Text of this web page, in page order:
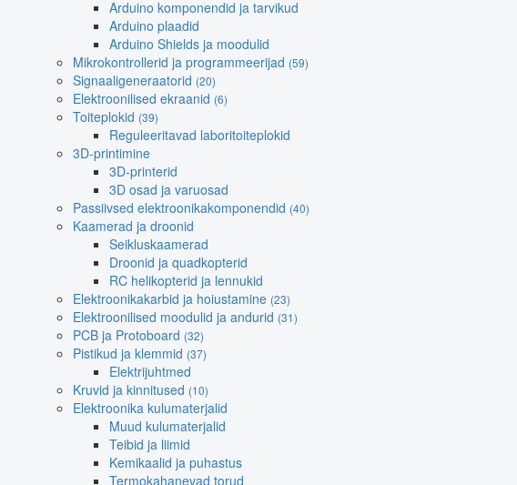
Arduino komponendid ja tarvikud
Arduino plaadid
Arduino Shields ja moodulid
Mikrokontrollerid ja programmeerijad (59)
Signaaligeneraatorid (20)
Elektroonilised ekraanid (6)
Toiteplokid (39)
Reguleeritavad laboritoiteplokid
3D-printimine
3D-printerid
3D osad ja varuosad
Passiivsed elektroonikakomponendid (40)
Kaamerad ja droonid
Seikluskaamerad
Droonid ja quadkopterid
RC helikopterid ja lennukid
Elektroonikakarbid ja hoiustamine (23)
Elektroonilised moodulid ja andurid (31)
PCB ja Protoboard (32)
Pistikud ja klemmid (37)
Elektrijuhtmed
Kruvid ja kinnitused (10)
Elektroonika kulumaterjalid
Muud kulumaterjalid
Teibid ja liimid
Kemikaalid ja puhastus
Termokahanevad torud